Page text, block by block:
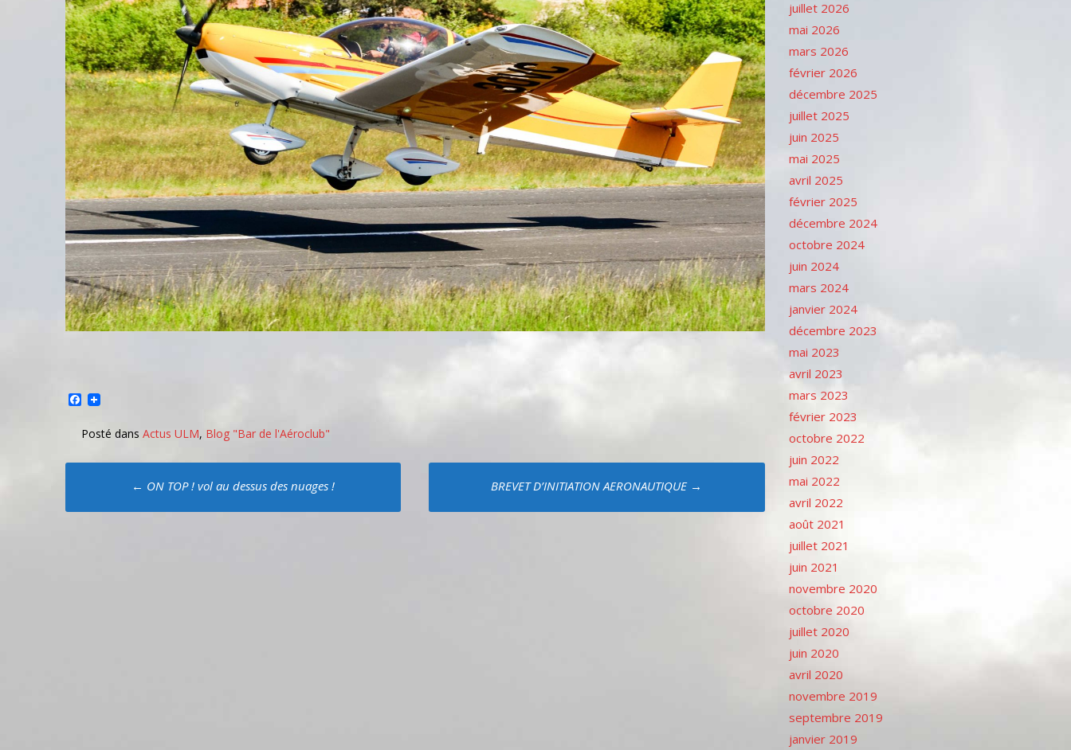
Facebook
Posté dans Actus ULM, Blog "Bar de l'Aéroclub"
Poste
navigation
← ON TOP ! vol au dessus des nuages ! BREVET D’INITIATION AERONAUTIQUE →
juillet 2026
mai 2026
mars 2026
février 2026
décembre 2025
juillet 2025
juin 2025
mai 2025
avril 2025
février 2025
décembre 2024
octobre 2024
juin 2024
mars 2024
janvier 2024
décembre 2023
mai 2023
avril 2023
mars 2023
février 2023
octobre 2022
juin 2022
mai 2022
avril 2022
août 2021
juillet 2021
juin 2021
novembre 2020
octobre 2020
juillet 2020
juin 2020
avril 2020
novembre 2019
septembre 2019
janvier 2019